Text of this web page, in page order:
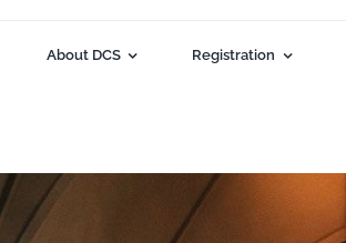
About DCS Registration